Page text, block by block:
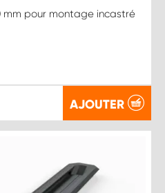
mm pour montage incastré
AJOUTER